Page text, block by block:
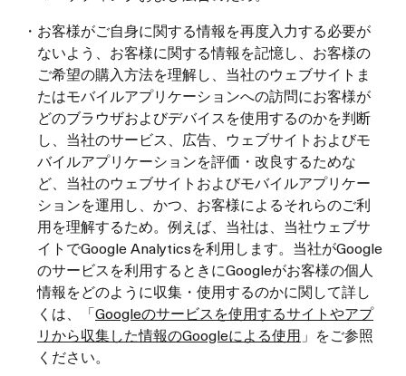
・お客様がご自身に関する情報を再度入力する必要が
ないよう、お客様に関する情報を記憶し、お客様の
ご希望の購入方法を理解し、当社のウェブサイトま
たはモバイルアプリケーションへの訪問にお客様が
どのブラウザおよびデバイスを使用するのかを判断
し、当社のサービス、広告、ウェブサイトおよびモ
バイルアプリケーションを評価・改良するためな
ど、当社のウェブサイトおよびモバイルアプリケー
ションを運用し、かつ、お客様によるそれらのご利
用を理解するため。例えば、当社は、当社ウェブサ
イトでGoogle Analyticsを利用します。当社がGoogle
のサービスを利用するときにGoogleがお客様の個人
情報をどのように収集・使用するのかに関して詳し
くは、「Googleのサービスを使用するサイトやアプ
リから収集した情報のGoogleによる使用 」をご参照
ください。